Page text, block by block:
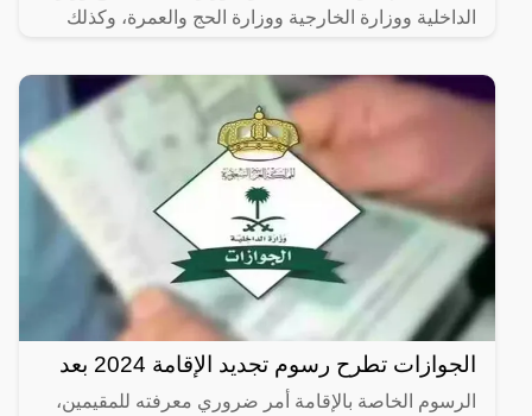
الداخلية ووزارة الخارجية ووزارة الحج والعمرة، وكذلك
الجوازات تطرح رسوم تجديد الإقامة 2024 بعد
الرسوم الخاصة بالإقامة أمر ضروري معرفته للمقيمين،